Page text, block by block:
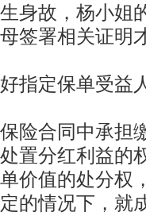
身故，杨小姐
签署相关证明
指定保单受益
合同中承担
置分红利益的
价值的处分权
的情况下，就